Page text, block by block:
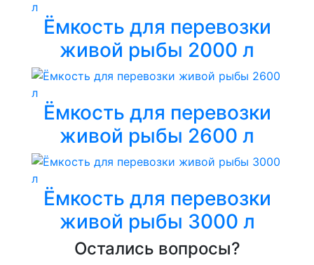
Ёмкость для перевозки
живой рыбы 2000 л
Ёмкость для перевозки
живой рыбы 2600 л
Ёмкость для перевозки
живой рыбы 3000 л
Остались вопросы?